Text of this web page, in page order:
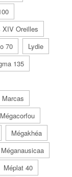
XIV Oreilles
70
Lydie
135
Marcas
Mégacorfou
Mégakhéa
Méganausicaa
Méplat 40